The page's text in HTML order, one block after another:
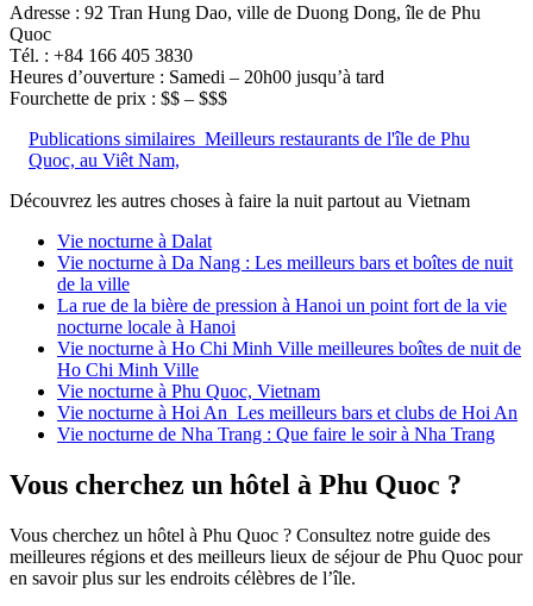
Adresse : 92 Tran Hung Dao, ville de Duong Dong, île de Phu
Quoc
Tél. : +84 166 405 3830
Heures d’ouverture : Samedi – 20h00 jusqu’à tard
Fourchette de prix : $$ – $$$
Publications similaires Meilleurs restaurants de l'île de Phu
Quoc, au Viêt Nam,
Découvrez les autres choses à faire la nuit partout au Vietnam
Vie nocturne à Dalat
Vie nocturne à Da Nang : Les meilleurs bars et boîtes de nuit
de la ville
La rue de la bière de pression à Hanoi un point fort de la vie
nocturne locale à Hanoi
Vie nocturne à Ho Chi Minh Ville meilleures boîtes de nuit de
Ho Chi Minh Ville
Vie nocturne à Phu Quoc, Vietnam
Vie nocturne à Hoi An Les meilleurs bars et clubs de Hoi An
Vie nocturne de Nha Trang : Que faire le soir à Nha Trang
Vous cherchez un hôtel à Phu Quoc ?
Vous cherchez un hôtel à Phu Quoc ? Consultez notre guide des
meilleures régions et des meilleurs lieux de séjour de Phu Quoc pour
en savoir plus sur les endroits célèbres de l’île.